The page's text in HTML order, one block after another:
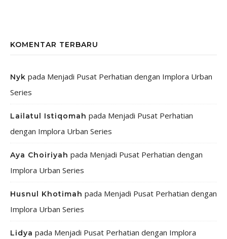
KOMENTAR TERBARU
Nyk pada Menjadi Pusat Perhatian dengan Implora Urban
Series
Lailatul Istiqomah pada Menjadi Pusat Perhatian
dengan Implora Urban Series
Aya Choiriyah pada Menjadi Pusat Perhatian dengan
Implora Urban Series
Husnul Khotimah pada Menjadi Pusat Perhatian dengan
Implora Urban Series
Lidya pada Menjadi Pusat Perhatian dengan Implora